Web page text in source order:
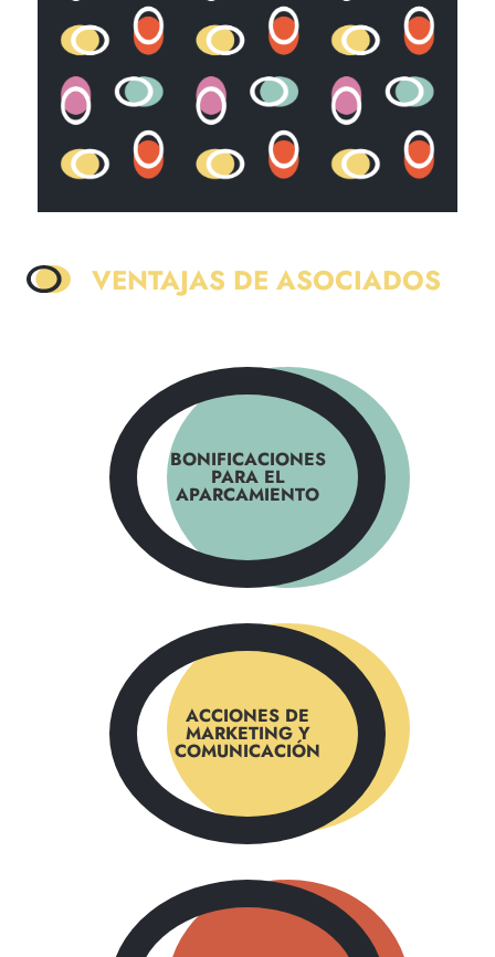
VENTAJAS DE ASOCIADOS
BONIFICACIONES
PARA EL
APARCAMIENTO
ACCIONES DE
MARKETING Y
COMUNICACIÓN